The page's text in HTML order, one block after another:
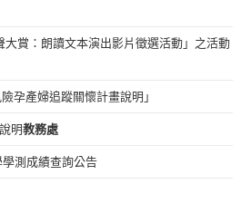
大賞：朗讀文本演出影片徵選活動」之活動
孕產婦追蹤關懷計畫說明」
明教務處
測成績查詢公告